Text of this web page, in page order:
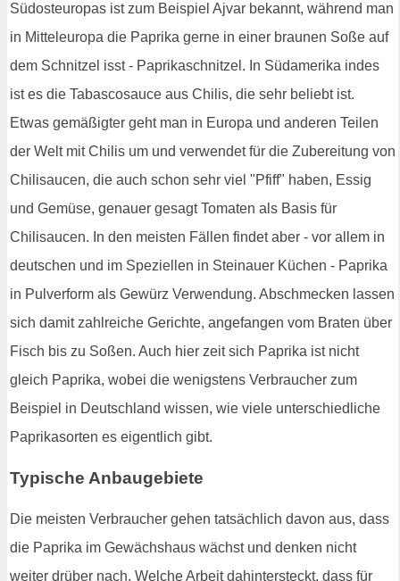
Südosteuropas ist zum Beispiel Ajvar bekannt, während man
in Mitteleuropa die Paprika gerne in einer braunen Soße auf
dem Schnitzel isst - Paprikaschnitzel. In Südamerika indes
ist es die Tabascosauce aus Chilis, die sehr beliebt ist.
Etwas gemäßigter geht man in Europa und anderen Teilen
der Welt mit Chilis um und verwendet für die Zubereitung von
Chilisaucen, die auch schon sehr viel "Pfiff" haben, Essig
und Gemüse, genauer gesagt Tomaten als Basis für
Chilisaucen. In den meisten Fällen findet aber - vor allem in
deutschen und im Speziellen in Steinauer Küchen - Paprika
in Pulverform als Gewürz Verwendung. Abschmecken lassen
sich damit zahlreiche Gerichte, angefangen vom Braten über
Fisch bis zu Soßen. Auch hier zeit sich Paprika ist nicht
gleich Paprika, wobei die wenigstens Verbraucher zum
Beispiel in Deutschland wissen, wie viele unterschiedliche
Paprikasorten es eigentlich gibt.
Typische Anbaugebiete
Die meisten Verbraucher gehen tatsächlich davon aus, dass
die Paprika im Gewächshaus wächst und denken nicht
weiter drüber nach. Welche Arbeit dahintersteckt, dass für